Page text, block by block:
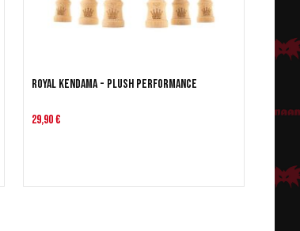
Royal Kendama - Plush Performance
29,90 €